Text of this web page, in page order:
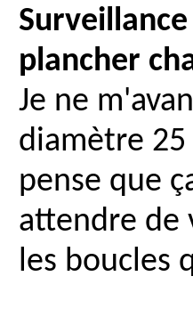
plancher
Je ne
diamètre 25
pense que
attendre de
les boucles